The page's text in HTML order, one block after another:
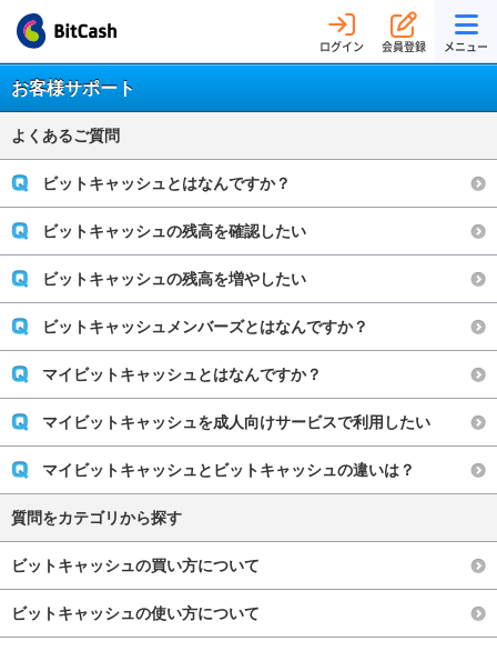
ログイン 会員登録 メニュー
お客様サポート
よくあるご質問
ビットキャッシュとはなんですか？
ビットキャッシュの残高を確認したい
ビットキャッシュの残高を増やしたい
ビットキャッシュメンバーズとはなんですか？
マイビットキャッシュとはなんですか？
マイビットキャッシュを成人向けサービスで利用したい
マイビットキャッシュとビットキャッシュの違いは？
質問をカテゴリから探す
ビットキャッシュの買い方について
ビットキャッシュの使い方について